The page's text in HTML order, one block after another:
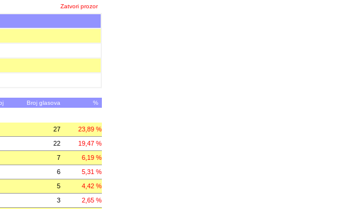
Zatvori prozor
Broj glasova %
27
23,89 %
22
19,47 %
7
6,19 %
6
5,31 %
5
4,42 %
3
2,65 %